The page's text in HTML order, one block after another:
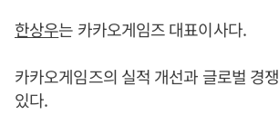
한상우는 카카오게임즈 대표이사다.
카카오게임즈의 실적 개선과 글로벌 경
있다.